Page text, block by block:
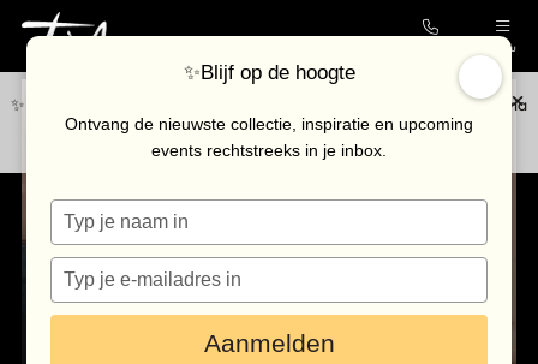
Menu
✨Blijf op de hoogte van de nieuwste collectie en upcoming events via
onze nieuwsbrief
Collectie
Galerie
Kunstenaars
Outlet
Bezoek de galerie
✨Blijf op de hoogte
Ontvang de nieuwste collectie, inspiratie en upcoming
events rechtstreeks in je inbox.
Typ
je
naam
Typ
je
e-
Aanmelden